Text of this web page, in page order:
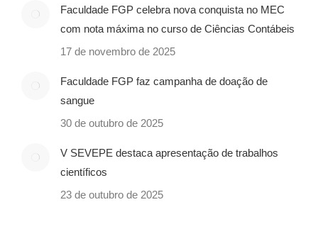
Faculdade FGP celebra nova conquista no MEC
com nota máxima no curso de Ciências Contábeis
17 de novembro de 2025
Faculdade FGP faz campanha de doação de
sangue
30 de outubro de 2025
V SEVEPE destaca apresentação de trabalhos
científicos
23 de outubro de 2025